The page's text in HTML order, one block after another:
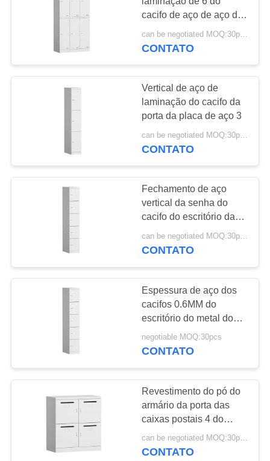
cacifo de aço de aço do
cacifo da porta cacifos
do escritório da placa de
CONTATO
Vertical de aço de
laminação do cacifo da
porta da placa de aço 3
CONTATO
Fechamento de aço
vertical da senha do
cacifo do escritório da
porta nivelada de 5
portas
can be negotiated MOQ:30pcs
CONTATO
Espessura de aço dos
cacifos 0.6MM do
escritório do metal dos
cacifos da porta de
SPCC 5
negotiable MOQ:30pcs
CONTATO
Revestimento do pó do
armário da porta das
caixas postais 4 do
escritório do metal de
H1200*W900*D450mm
can be negotiated MOQ:30pcs
CONTATO